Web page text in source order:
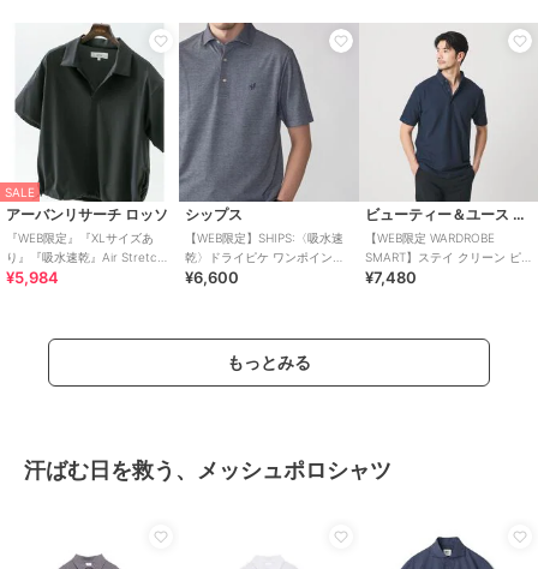
SALE
アーバンリサーチ ロッソ
『WEB限定』『XLサイズあ
り』『吸水速乾』Air Stretch
ポロシャツ
¥5,984
シップス
【WEB限定】SHIPS:〈吸水速
乾〉ドライピケ ワンポイント
ロゴ ワイドカラー ポロシャツ
¥6,600
ビューティー＆ユース ユナイテッドアローズ
【WEB限定 WARDROBE
SMART】ステイ クリーン ピ
ケ BD ポロシャツ【抗菌防臭】
¥7,480
もっとみる
汗ばむ日を救う、メッシュポロシャツ